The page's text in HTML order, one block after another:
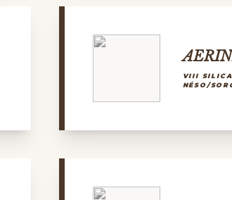
VIII
NÉSO/